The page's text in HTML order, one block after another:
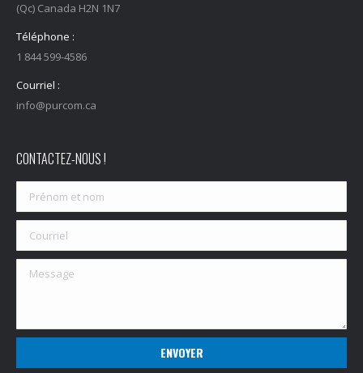
(Qc) Canada H2N 1N7
Téléphone :
1 844 599-4586
Courriel :
info@purcom.ca
CONTACTEZ-NOUS !